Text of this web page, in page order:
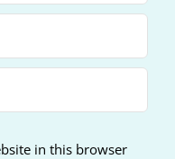
in this browser